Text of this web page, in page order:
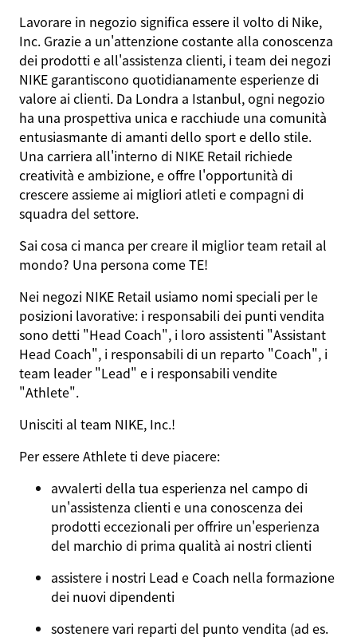
Lavorare in negozio significa essere il volto di Nike,
Inc. Grazie a un'attenzione costante alla conoscenza
dei prodotti e all'assistenza clienti, i team dei negozi
NIKE garantiscono quotidianamente esperienze di
valore ai clienti. Da Londra a Istanbul, ogni negozio
ha una prospettiva unica e racchiude una comunità
entusiasmante di amanti dello sport e dello stile.
Una carriera all'interno di NIKE Retail richiede
creatività e ambizione, e offre l'opportunità di
crescere assieme ai migliori atleti e compagni di
squadra del settore.
Sai cosa ci manca per creare il miglior team retail al
mondo? Una persona comeTE!
Nei negozi NIKE Retail usiamo nomi speciali per le
posizioni lavorative: i responsabili dei punti vendita
sono detti "Head Coach", i loro assistenti "Assistant
Head Coach", i responsabili di un reparto "Coach", i
team leader "Lead" e i responsabili vendite
"Athlete".
Unisciti al team NIKE, Inc.!
Per essereAthleteti deve piacere:
avvalerti della tua esperienza nel campo di
un'assistenza clienti e una conoscenza dei
prodotti eccezionali per offrire un'esperienza
del marchio di prima qualità ai nostri clienti
assistere i nostri Lead e Coach nella formazione
dei nuovi dipendenti
sostenere vari reparti del punto vendita (ad es.